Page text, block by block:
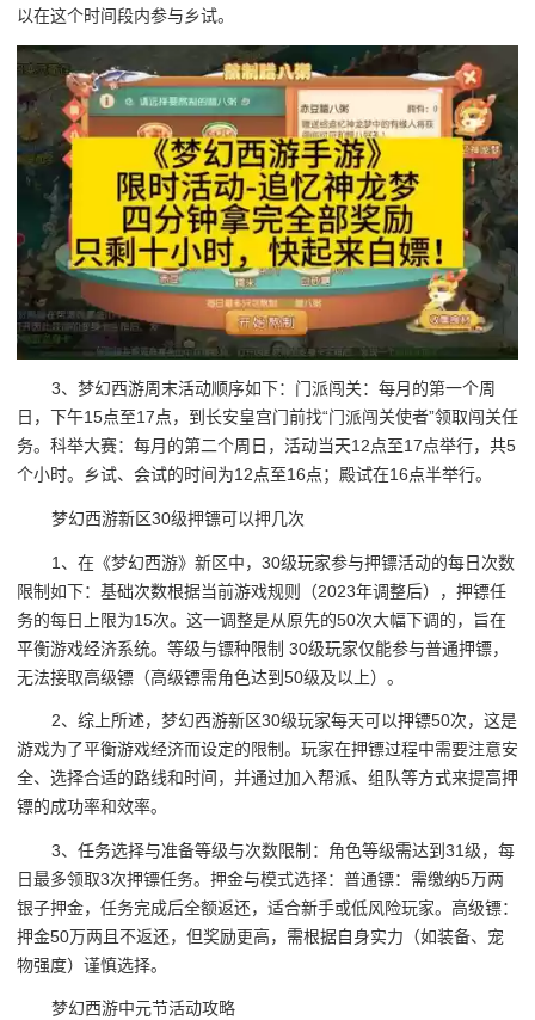
以在这个时间段内参与乡试。
3、梦幻西游周末活动顺序如下：门派闯关：每月的第一个周
日，下午15点至17点，到长安皇宫门前找“门派闯关使者”领取闯关任
务。科举大赛：每月的第二个周日，活动当天12点至17点举行，共5
个小时。乡试、会试的时间为12点至16点；殿试在16点半举行。
梦幻西游新区30级押镖可以押几次
1、在《梦幻西游》新区中，30级玩家参与押镖活动的每日次数
限制如下：基础次数根据当前游戏规则（2023年调整后），押镖任
务的每日上限为15次。这一调整是从原先的50次大幅下调的，旨在
平衡游戏经济系统。等级与镖种限制 30级玩家仅能参与普通押镖，
无法接取高级镖（高级镖需角色达到50级及以上）。
2、综上所述，梦幻西游新区30级玩家每天可以押镖50次，这是
游戏为了平衡游戏经济而设定的限制。玩家在押镖过程中需要注意安
全、选择合适的路线和时间，并通过加入帮派、组队等方式来提高押
镖的成功率和效率。
3、任务选择与准备等级与次数限制：角色等级需达到31级，每
日最多领取3次押镖任务。押金与模式选择：普通镖：需缴纳5万两
银子押金，任务完成后全额返还，适合新手或低风险玩家。高级镖：
押金50万两且不返还，但奖励更高，需根据自身实力（如装备、宠
物强度）谨慎选择。
梦幻西游中元节活动攻略